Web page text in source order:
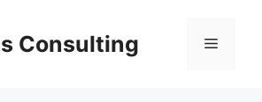
Consulting Menu